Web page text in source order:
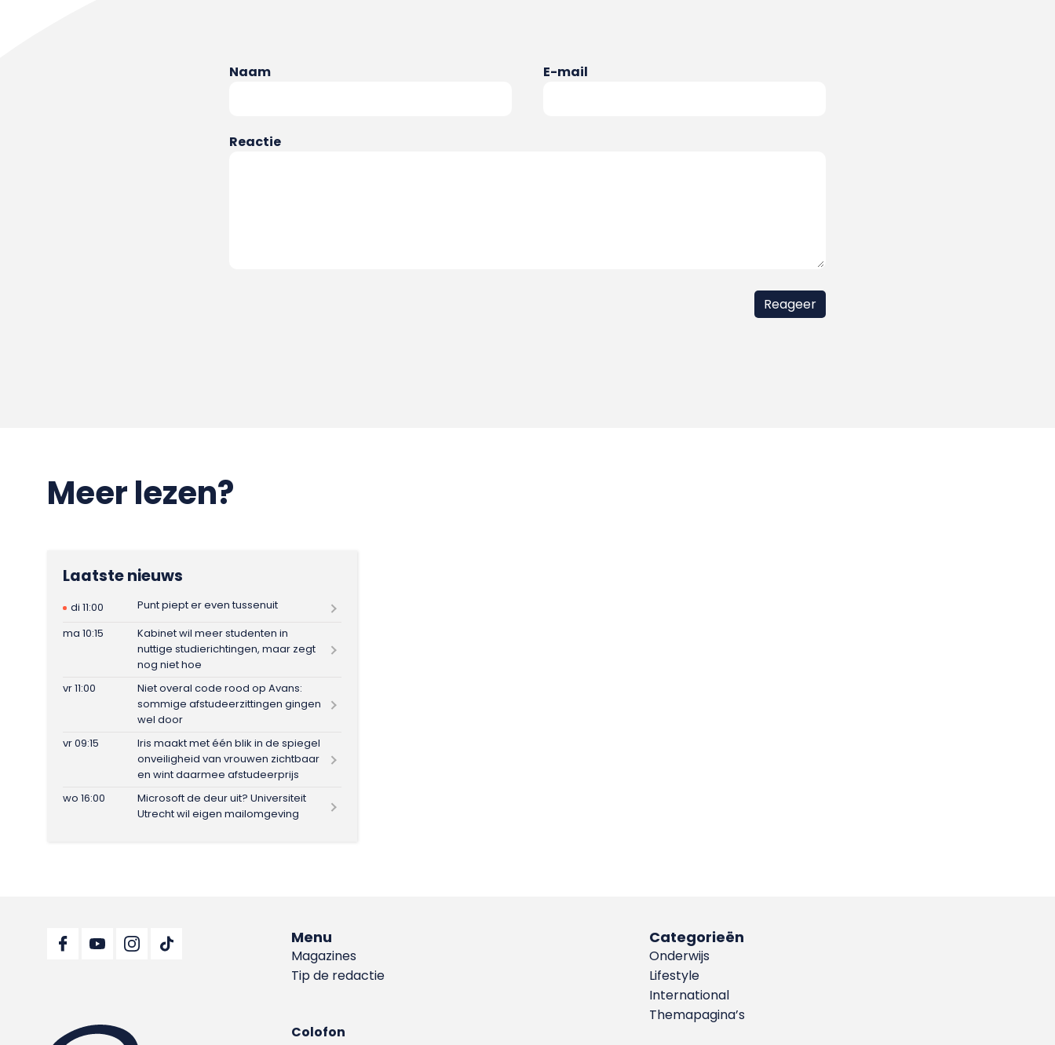
Naam E-mail
Reactie
Meer lezen?
Laatste nieuws
di 11:00
Punt piept er even tussenuit
ma 10:15
Kabinet wil meer studenten in
nuttige studierichtingen, maar zegt
nog niet hoe
vr 11:00
Niet overal code rood op Avans:
sommige afstudeerzittingen gingen
wel door
vr 09:15
Iris maakt met één blik in de spiegel
onveiligheid van vrouwen zichtbaar
en wint daarmee afstudeerprijs
wo 16:00
Microsoft de deur uit? Universiteit
Utrecht wil eigen mailomgeving
Menu
Magazines
Tip de redactie
Categorieën
Onderwijs
Lifestyle
International
Themapagina’s
Colofon